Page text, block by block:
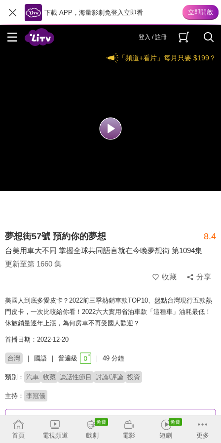
下載 APP，海量影劇免登入立即看
登入 / 註冊
「頻道+看片」每月只要 $199？
夢想街57號 預約你的夢想 8.4
台美用車大不同 掌握全球共同語言就在今晚夢想街 第1094集
更新至第 1660 集
收藏
分享
美國人到底多愛皮卡？2022前三季熱銷車款TOP10、盤點台灣現行五款熱
門皮卡，一次比較給你看！2022六大實用省油車款「這種車」油耗最低！
休旅銷量逐年上漲，為何房車不再受國人歡迎？
首播日期：2022-12-20
台灣 國語 普遍級 49 分鐘
類別： 汽車 收藏 談話性節目 討論/評論 投資
主持： 李冠儀
收回
首頁 電視頻道 戲劇 電影 短劇 更多